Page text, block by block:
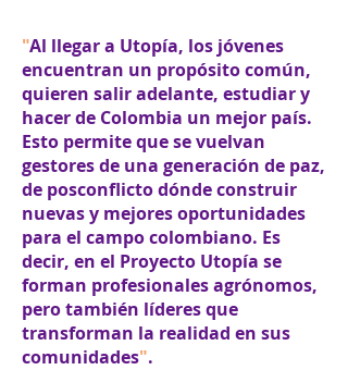
"Al llegar a Utopía, los jóvenes
encuentran un propósito común,
quieren salir adelante, estudiar y
hacer de Colombia un mejor país.
Esto permite que se vuelvan
gestores de una generación de paz,
de posconflicto dónde construir
nuevas y mejores oportunidades
para el campo colombiano. Es
decir, en el Proyecto Utopía se
forman profesionales agrónomos,
pero también líderes que
transforman la realidad en sus
comunidades".